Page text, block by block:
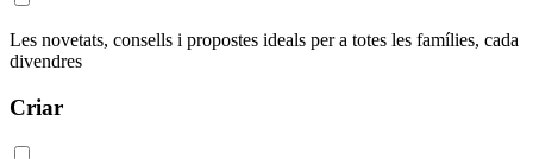
Les novetats, consells i propostes ideals per a totes les famílies, cada
divendres
Criar